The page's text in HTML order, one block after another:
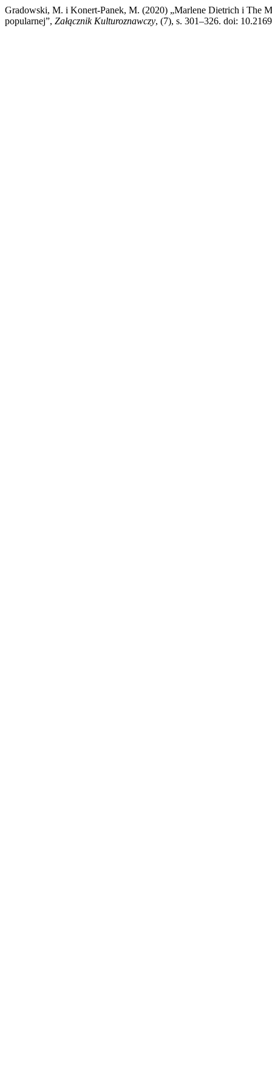
Gradowski, M. i Konert-Panek, M. (2020) „Marlene Dietrich i The
popularnej”, Załącznik Kulturoznawczy, (7), s. 301–326. doi: